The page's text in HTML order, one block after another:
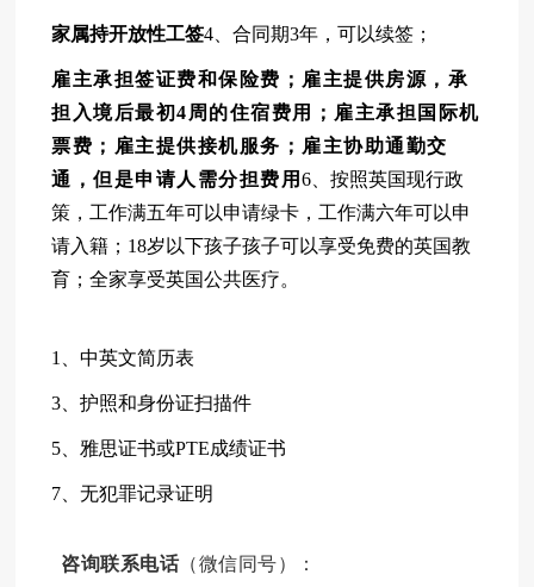
家属持开放性工签4、合同期3年，可以续签；
雇主承担签证费和保险费；雇主提供房源，承
担入境后最初4周的住宿费用；雇主承担国际机
票费；雇主提供接机服务；雇主协助通勤交
通，但是申请人需分担费用6、按照英国现行政
策，工作满五年可以申请绿卡，工作满六年可以申
请入籍；18岁以下孩子孩子可以享受免费的英国教
育；全家享受英国公共医疗。
1、中英文简历表
3、护照和身份证扫描件
5、雅思证书或PTE成绩证书
7、无犯罪记录证明
咨询联系电话（微信同号）：